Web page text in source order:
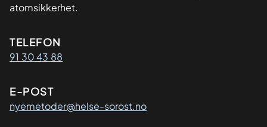
atomsikkerhet.
Kontaktinformasjon
TELEFON
91 30 43 88
E-POST
nyemetoder@helse-sorost.no